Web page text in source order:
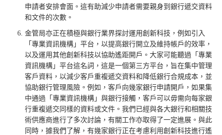
申請者安排會面。這有助減少申請者需要親身到銀行遞交資料
和文件的次數。
金管局亦正在積極與銀行業界探討運用創新科技，例如引入
「專業資訊機構」平台，以提高銀行開立及維持帳戶的效率，
以及運用其他創新科技以協助遙距開戶。大家可能聽過「專業
資訊機構」平台這名詞，這是一個第三方平台，旨在集中管理
客戶資料，以減少客戶重複遞交資料和降低銀行合規成本，並
協助銀行管理風險。例如，客戶向幾家銀行申請開戶，如果集
中通過「專業資訊機構」與銀行接觸，客戶可以毋需向每家銀
行重複遞交同樣的資料或文件。我們已經與各大銀行和相關技
術供應商進行了多次討論，有關工作亦取得了一定進展。與此
同時，據我們了解，有幾家銀行正在考慮利用創新科技進行遙